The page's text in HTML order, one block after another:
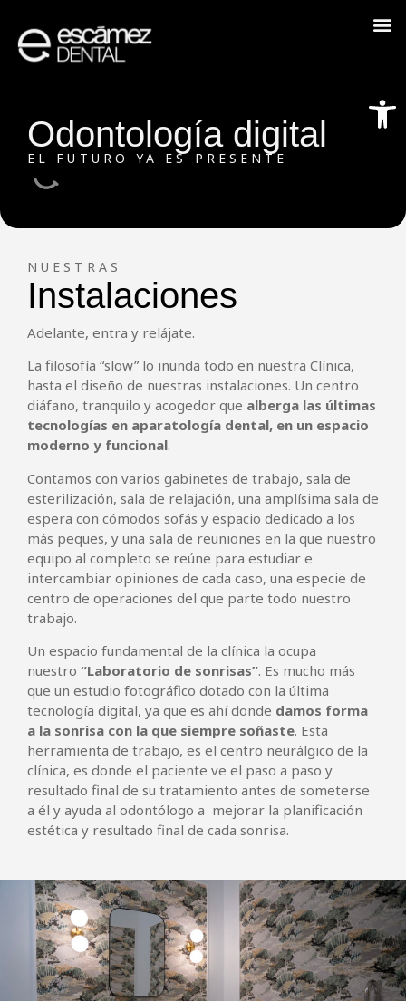
Odontología digital
EL FUTURO YA ES PRESENTE
NUESTRAS
Instalaciones
Adelante, entra y relájate.
La filosofía “slow” lo inunda todo en nuestra Clínica,
hasta el diseño de nuestras instalaciones. Un centro
diáfano, tranquilo y acogedor que alberga las últimas
tecnologías en aparatología dental, en un espacio
moderno y funcional.
Contamos con varios gabinetes de trabajo, sala de
esterilización, sala de relajación, una amplísima sala de
espera con cómodos sofás y espacio dedicado a los
más peques, y una sala de reuniones en la que nuestro
equipo al completo se reúne para estudiar e
intercambiar opiniones de cada caso, una especie de
centro de operaciones del que parte todo nuestro
trabajo.
Un espacio fundamental de la clínica la ocupa
nuestro “Laboratorio de sonrisas”. Es mucho más
que un estudio fotográfico dotado con la última
tecnología digital, ya que es ahí donde damos forma
a la sonrisa con la que siempre soñaste. Esta
herramienta de trabajo, es el centro neurálgico de la
clínica, es donde el paciente ve el paso a paso y
resultado final de su tratamiento antes de someterse
a él y ayuda al odontólogo a mejorar la planificación
estética y resultado final de cada sonrisa.